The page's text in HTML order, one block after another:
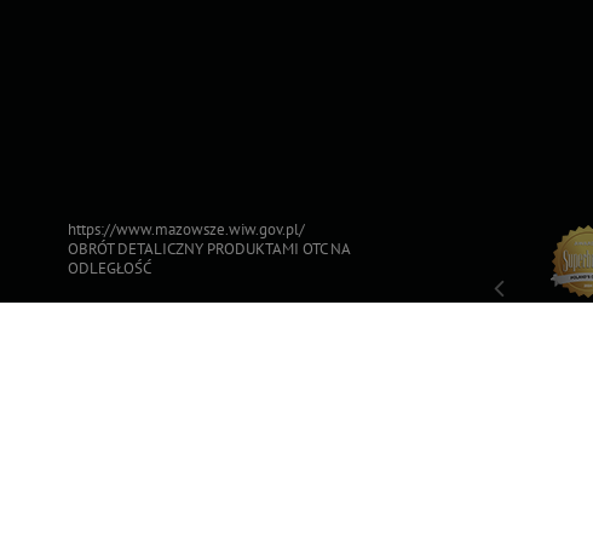
https://www.mazowsze.wiw.gov.pl/
OBRÓT DETALICZNY PRODUKTAMI OTC NA
ODLEGŁOŚĆ
Top For Dog
Sfinksy 2023 Sfinksy 2022